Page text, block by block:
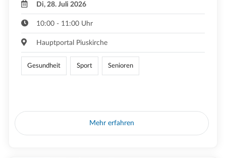
Di, 28. Juli 2026
10:00 - 11:00 Uhr
Hauptportal Piuskirche
Gesundheit Sport Senioren
Mehr erfahren